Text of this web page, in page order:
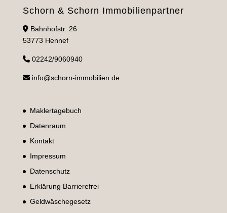
Schorn & Schorn Immobilienpartner
Bahnhofstr. 26
53773 Hennef
02242/9060940
info@schorn-immobilien.de
Maklertagebuch
Datenraum
Kontakt
Impressum
Datenschutz
Erklärung Barrierefrei
Geldwäschegesetz